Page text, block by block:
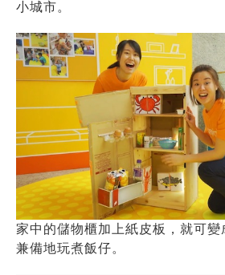
小城市。
家中的儲物櫃加上紙皮板，就可變
兼備地玩煮飯仔。